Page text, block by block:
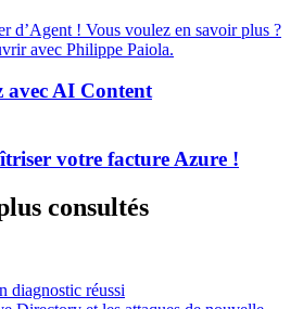
d’Agent ! Vous voulez en savoir plus ?
avec Philippe Paiola.
avec AI Content
votre facture Azure !
consultés
diagnostic réussi